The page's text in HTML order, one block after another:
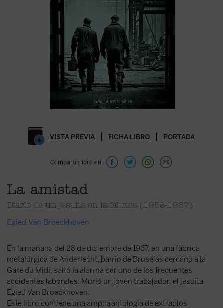
VISTA PREVIA FICHA LIBRO PORTADA
Compartir libro en
La amistad
Diario de un jesuita en la fábrica (1958-1967)
Egied Van Broeckhoven
En la mañana del 28 de diciembre de 1967, en una fábrica
metalúrgica de Anderlecht, barrio de Bruselas cercano a la
Gare du Midi, saltó la alarma por uno de los frecuentes
accidentes laborales. Murió un joven trabajador, el jesuita
Egied Van Broeckhoven.
Este libro contiene una amplia antología de extractos